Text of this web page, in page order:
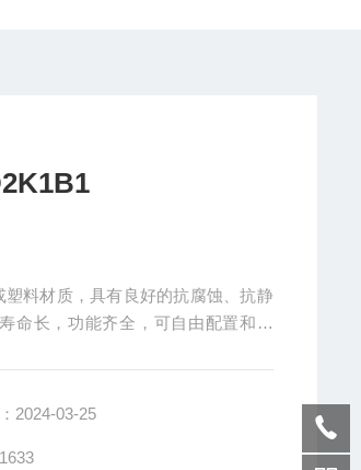
命长，功能齐全，可自由配置和组
2024-03-25